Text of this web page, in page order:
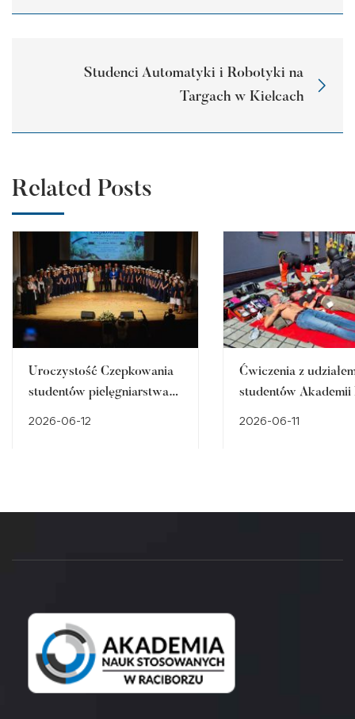
Studenci Automatyki i Robotyki na
Targach w Kielcach
Related Posts
Uroczystość Czepkowania
studentów pielęgniarstwa
2026-06-12
Ćwiczenia z
studentów Akademii
2026-06-11